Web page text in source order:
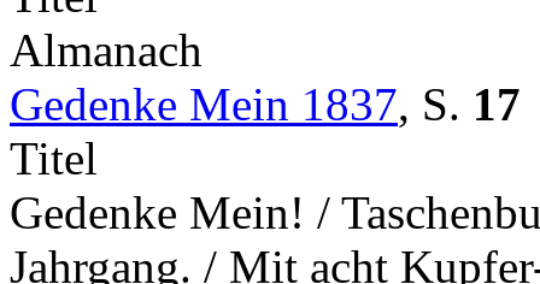
Almanach
Gedenke Mein 1837, S. 17
Titel
Gedenke Mein! /
Jahrgang. / Mit acht